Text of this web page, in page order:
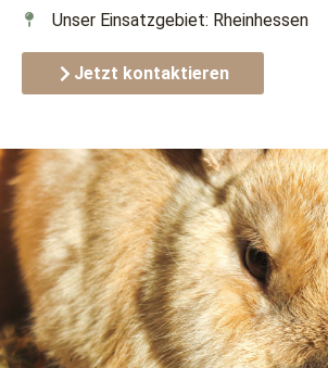
Unser Einsatzgebiet: Rheinhessen
Jetzt kontaktieren